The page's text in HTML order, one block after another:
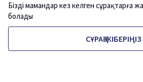
Біздің мамандар кез келген сұрақтарға
болады
СҰРАҚ ЖІБЕРІҢІЗ